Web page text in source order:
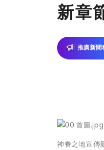
新章
推廣新聞
神眷之地宣傳